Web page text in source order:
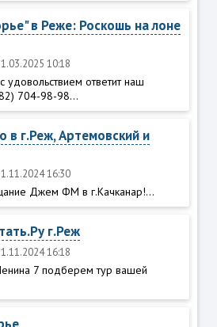
в Реже: Роскошь на лоне
10:18
ответит наш
704-98-98...
в г.Реж, Артемовский и
16:30
Джем ФМ в г.Качканар!...
г.Реж
16:18
7 подберем тур вашей